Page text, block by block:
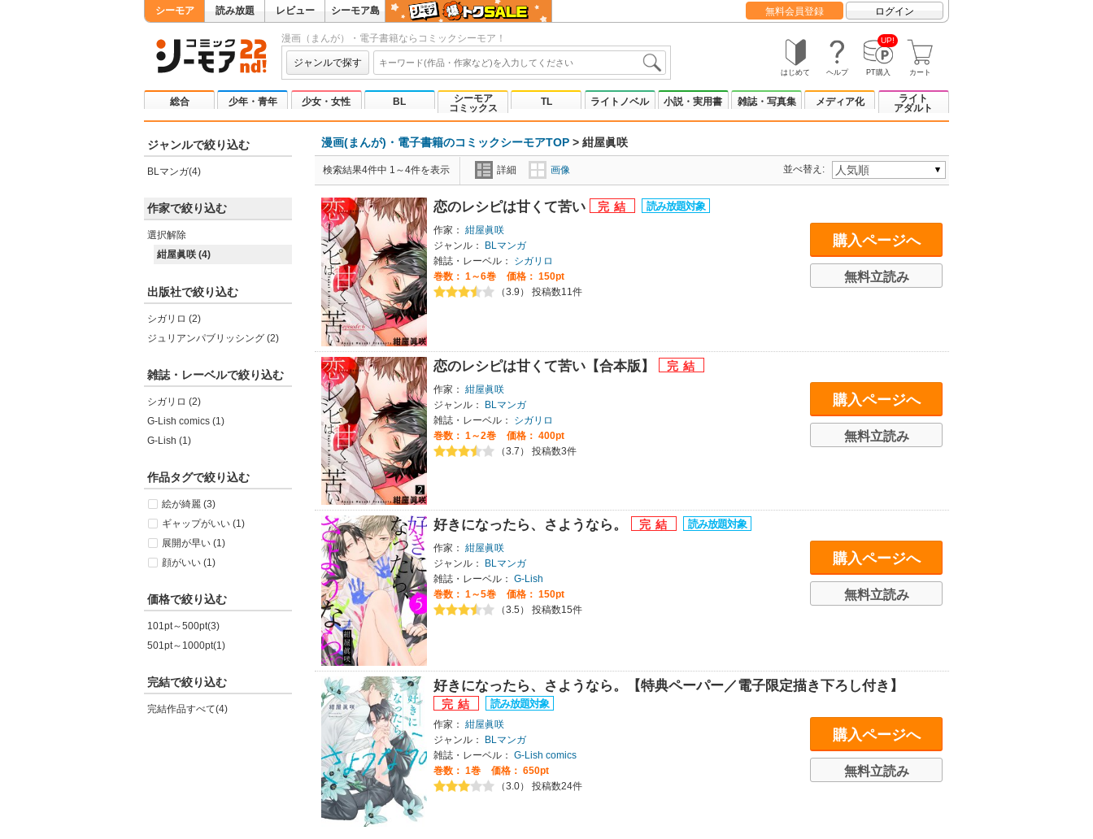
シーモア 読み放題 レビュー シーモア島 無料会員登録 ログイン
漫画（まんが）・電子書籍ならコミックシーモア！
ジャンルで探す
はじめて ヘルプ
UP!
PT購入 カート
総合 少年・青年 少女・女性 BL
シーモア
コミックス
TL ライトノベル 小説・実用書 雑誌・写真集 メディア化
ライト
アダルト
ジャンルで絞り込む
BLマンガ(4)
作家で絞り込む
選択解除
紺屋眞咲 (4)
出版社で絞り込む
シガリロ (2)
ジュリアンパブリッシング (2)
雑誌・レーベルで絞り込む
シガリロ (2)
G-Lish comics (1)
G-Lish (1)
作品タグで絞り込む
絵が綺麗 (3)
ギャップがいい (1)
展開が早い (1)
顔がいい (1)
価格で絞り込む
101pt～500pt(3)
501pt～1000pt(1)
完結で絞り込む
完結作品すべて(4)
漫画(まんが)・電子書籍のコミックシーモアTOP > 紺屋眞咲
検索結果4件中 1～4件を表示 詳細 画像 並べ替え:
恋のレシピは甘くて苦い
作家： 紺屋眞咲
ジャンル：
BLマンガ
雑誌・レーベル：
シガリロ
巻数： 1～6巻
価格： 150pt
（3.9） 投稿数11件
購入ページへ
無料立読み
恋のレシピは甘くて苦い【合本版】
作家： 紺屋眞咲
ジャンル：
BLマンガ
雑誌・レーベル：
シガリロ
巻数： 1～2巻
価格： 400pt
（3.7） 投稿数3件
購入ページへ
無料立読み
好きになったら、さようなら。
作家： 紺屋眞咲
ジャンル：
BLマンガ
雑誌・レーベル： G-Lish
巻数： 1～5巻
価格： 150pt
（3.5） 投稿数15件
購入ページへ
無料立読み
好きになったら、さようなら。【特典ペーパー／電子限定描き下ろし付き】
作家： 紺屋眞咲
ジャンル：
BLマンガ
雑誌・レーベル： G-Lish comics
巻数： 1巻
価格： 650pt
（3.0） 投稿数24件
購入ページへ
無料立読み